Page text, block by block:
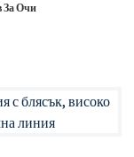
За Очи